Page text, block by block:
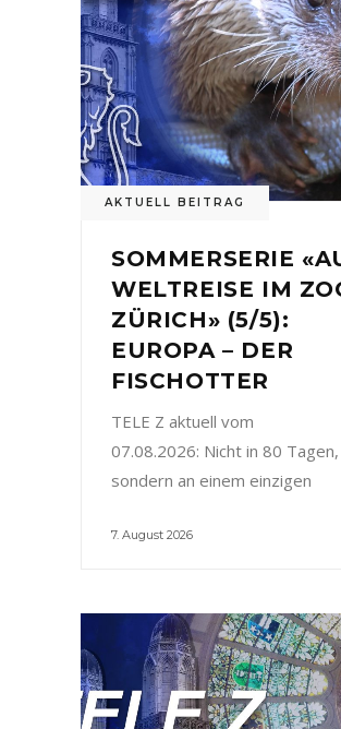
AKTUELL BEITRAG
SOMMERSERIE
WELTREISE IM
ZÜRICH» (5/5):
EUROPA – DER
FISCHOTTER
TELE Z aktuell vom
07.08.2026: Nicht in 80 Tagen,
sondern an einem einzigen
7. August 2026